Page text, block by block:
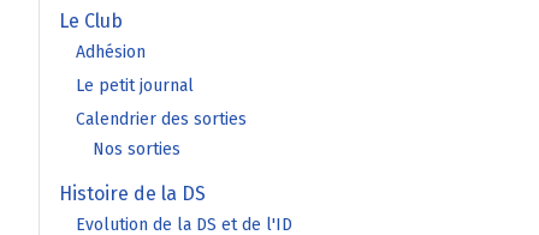
Le Club
Adhésion
Le petit journal
Calendrier des sorties
Nos sorties
Histoire de la DS
Evolution de la DS et de l'ID